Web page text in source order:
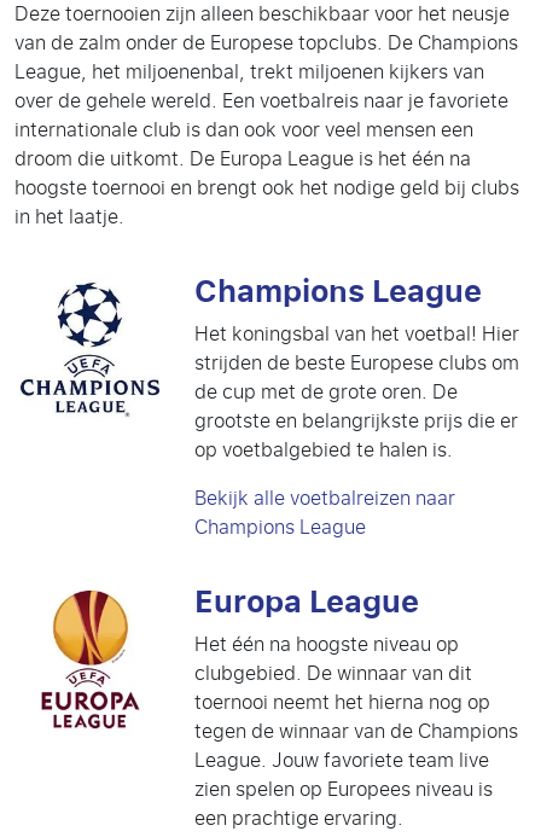
Deze toernooien zijn alleen beschikbaar voor het neusje
van de zalm onder de Europese topclubs. De Champions
League, het miljoenenbal, trekt miljoenen kijkers van
over de gehele wereld. Een voetbalreis naar je favoriete
internationale club is dan ook voor veel mensen een
droom die uitkomt. De Europa League is het één na
hoogste toernooi en brengt ook het nodige geld bij clubs
in het laatje.
Champions League
Het koningsbal van het voetbal! Hier
strijden de beste Europese clubs om
de cup met de grote oren. De
grootste en belangrijkste prijs die er
op voetbalgebied te halen is.
Bekijk alle voetbalreizen naar
Champions League
Europa League
Het één na hoogste niveau op
clubgebied. De winnaar van dit
toernooi neemt het hierna nog op
tegen de winnaar van de Champions
League. Jouw favoriete team live
zien spelen op Europees niveau is
een prachtige ervaring.